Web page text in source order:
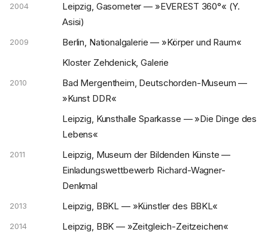
2004
Leipzig, Gasometer — »EVEREST 360°« (Y.
Asisi)
2009
Berlin, Nationalgalerie — »Körper und Raum«
Kloster Zehdenick, Galerie
2010
Bad Mergentheim, Deutschorden-Museum —
»Kunst DDR«
Leipzig, Kunsthalle Sparkasse — »Die Dinge des
Lebens«
2011
Leipzig, Museum der Bildenden Künste —
Einladungswettbewerb Richard-Wagner-
Denkmal
2013 Leipzig, BBKL — »Künstler des BBKL«
2014 Leipzig, BBK — »Zeitgleich-Zeitzeichen«